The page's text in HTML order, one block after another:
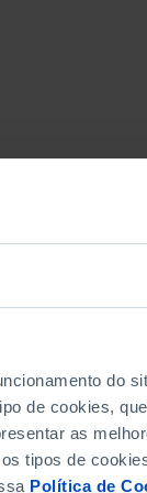
do
de cookies,
as
tipos de
Política de